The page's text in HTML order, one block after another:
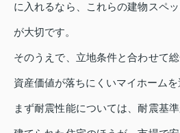
に入れるなら、これらの建物スペ
が大切です。
そのうえで、立地条件と合わせて
資産価値が落ちにくいマイホームを
まず耐震性能については、耐震基